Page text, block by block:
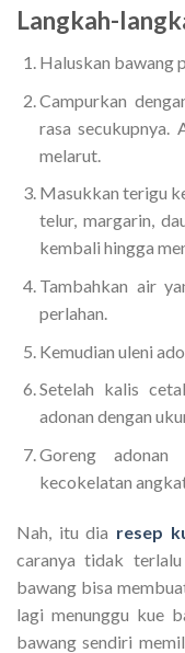
Langkah-
Haluskan bawang
Campurkan
rasa secukupnya.
melarut.
Masukkan terigu
telur, margarin,
kembali hingga
Tambahkan air
perlahan.
Kemudian uleni
Setelah kalis
adonan dengan
Goreng
kecokelatan
Nah, itu dia resep
caranya tidak
bawang bisa
lagi menunggu kue
bawang sendiri